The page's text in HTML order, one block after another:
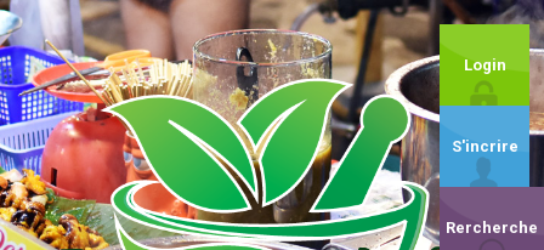
Login
S'incrire
Rercherche